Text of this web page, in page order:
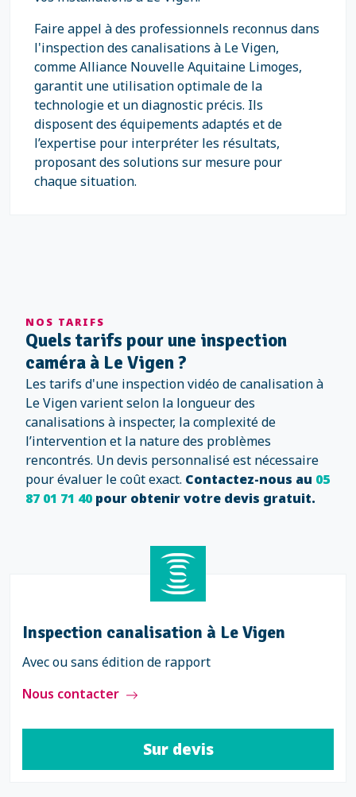
Faire appel à des professionnels reconnus dans
l'inspection des canalisations à Le Vigen,
comme Alliance Nouvelle Aquitaine Limoges,
garantit une utilisation optimale de la
technologie et un diagnostic précis. Ils
disposent des équipements adaptés et de
l’expertise pour interpréter les résultats,
proposant des solutions sur mesure pour
chaque situation.
NOS TARIFS
Quels tarifs pour une inspection
caméra à Le Vigen ?
Les tarifs d'une inspection vidéo de canalisation à
Le Vigen varient selon la longueur des
canalisations à inspecter, la complexité de
l’intervention et la nature des problèmes
rencontrés. Un devis personnalisé est nécessaire
pour évaluer le coût exact. Contactez-nous au 05
87 01 71 40pour obtenir votre devis gratuit.
Inspection canalisation à Le Vigen
Avec ou sans édition de rapport
Nous contacter
Sur devis